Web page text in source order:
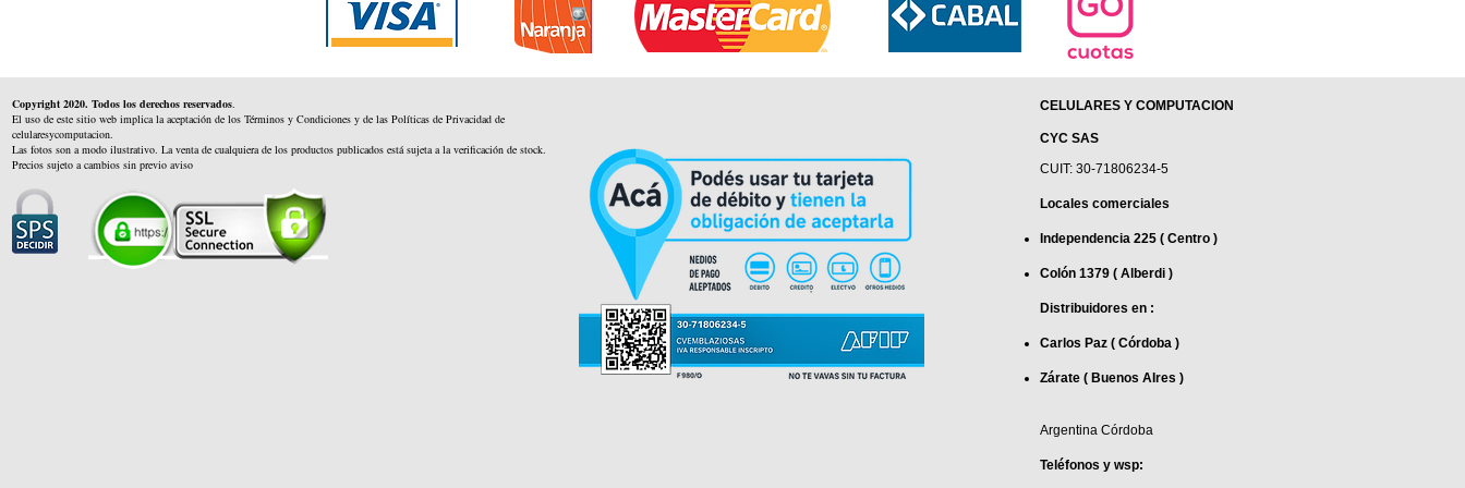
Copyright 2020. Todos los derechos reservados.
El uso de este sitio web implica la aceptación de los Términos y Condiciones y de las Políticas de Privacidad de
celularesycomputacion.
Las fotos son a modo ilustrativo. La venta de cualquiera de los productos publicados está sujeta a la verificación de stock.
Precios sujeto a cambios sin previo aviso
CELULARES Y COMPUTACION
CYC SAS
CUIT: 30-71806234-5
Locales comerciales
Independencia 225 ( Centro )
Colón 1379 ( Alberdi )
Distribuidores en :
Carlos Paz ( Córdoba )
Zárate ( Buenos AIres )
Argentina Córdoba
Teléfonos y wsp: